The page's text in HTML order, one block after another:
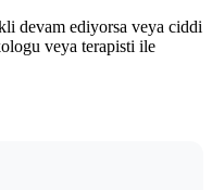
devam ediyorsa veya ciddi
veya terapisti ile